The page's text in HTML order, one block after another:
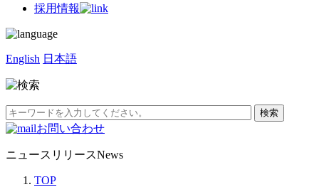
採用情報
English 日本語
お問い合わせ
ニュースリリースNews
TOP